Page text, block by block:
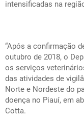
intensificadas na
“Após a confirmação
outubro de 2018, o
os serviços
das atividades de
Norte e Nordeste do
doença no Piauí, em
Cotta.